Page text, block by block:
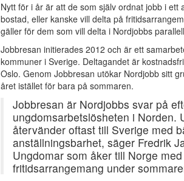
Nytt för i år är att de som själv ordnat jobb i
bostad, eller kanske vill delta på
gäller för dem som vill delta i Nordjobbs
Jobbresan initierades 2012 och är ett
kommuner i Sverige. Deltagandet är
Oslo. Genom Jobbresan utökar Nordjobb sitt
året istället för bara på sommaren.
Jobbresan är Nordjobbs svar på
ungdomsarbetslösheten i Norden.
återvänder oftast till Sverige med
anställningsbarhet, säger Fredrik
Ungdomar som åker till Norge
fritidsarrangemang under